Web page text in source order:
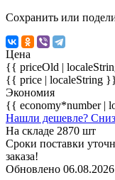
Сохранить или
Цена
{{ priceOld |
{{ price | localeString
Экономия
{{ economy*number |
Нашли дешевле?
На складе 2870 шт
Сроки поставки
заказа!
Обновлено 06.08.2026